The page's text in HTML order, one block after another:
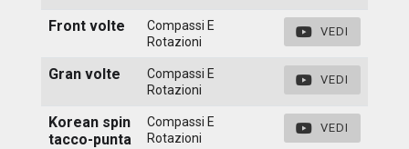
Front volte
Compassi E
Rotazioni
VEDI
Gran volte
Compassi E
Rotazioni
VEDI
Korean spin
tacco-punta
Compassi E
Rotazioni
VEDI